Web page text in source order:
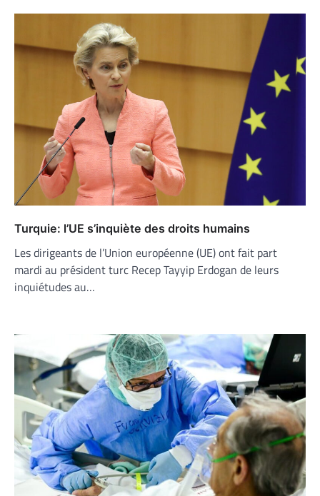
Turquie: l’UE s’inquiète des droits humains
Les dirigeants de l’Union européenne (UE) ont fait part
mardi au président turc Recep Tayyip Erdogan de leurs
inquiétudes au…